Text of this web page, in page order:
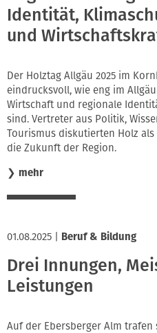
Identität,
und
Der Holztag Allgäu 2025 im
eindrucksvoll, wie eng im
Wirtschaft und regionale
sind. Vertreter aus Politik,
Tourismus diskutierten Holz
die Zukunft der Region.
❯ mehr
01.08.2025 Beruf & Bildung
Drei Innungen,
Leistungen
Auf der Ebersberger Alm trafen